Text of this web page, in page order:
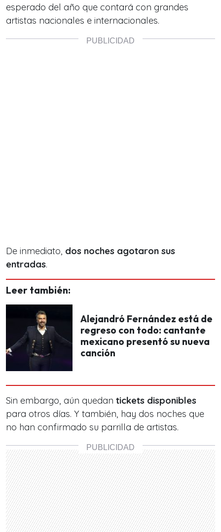
esperado del año que contará con grandes
artistas nacionales e internacionales.
De inmediato, dos noches agotaron sus
entradas.
Leer también:
Alejandró Fernández está de
regreso con todo: cantante
mexicano presentó su nueva
canción
Sin embargo, aún quedan tickets disponibles
para otros días. Y también, hay dos noches que
no han confirmado su parrilla de artistas.